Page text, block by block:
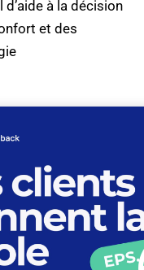
à la décision
et des